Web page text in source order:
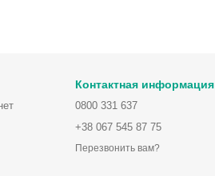
Контактная информация
0800 331 637
+38 067 545 87 75
Перезвонить вам?